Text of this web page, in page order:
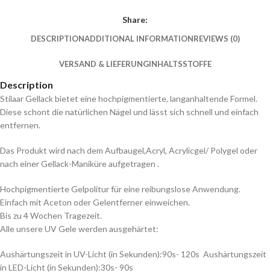
Share:
DESCRIPTIONADDITIONAL INFORMATIONREVIEWS (0)
VERSAND & LIEFERUNGINHALTSSTOFFE
Description
Stilaar Gellack bietet eine hochpigmentierte, langanhaltende Formel.
Diese schont die natürlichen Nägel und lässt sich schnell und einfach
entfernen.
Das Produkt wird nach dem Aufbaugel,Acryl, Acrylicgel/ Polygel oder
nach einer Gellack-Maniküre aufgetragen .
Hochpigmentierte Gelpolitur für eine reibungslose Anwendung.
Einfach mit Aceton oder Gelentferner einweichen.
Bis zu 4 Wochen Tragezeit.
Alle unsere UV Gele werden ausgehärtet:
Aushärtungszeit in UV-Licht (in Sekunden):90s- 120s Aushärtungszeit
in LED-Licht (in Sekunden):30s- 90s